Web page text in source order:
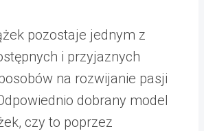
pozostaje jednym z
i przyjaznych
na rozwijanie pasji
dobrany model
czy to poprzez